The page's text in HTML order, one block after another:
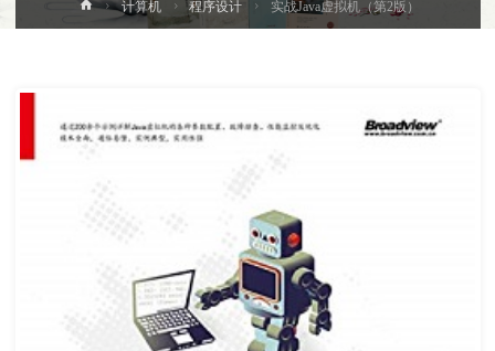
首
页
计算机 程序设计 实战Java虚拟机（第2版）